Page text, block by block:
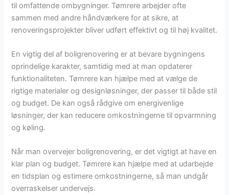
til omfattende ombygninger. Tømrere arbejder ofte
sammen med andre håndværkere for at sikre, at
renoveringsprojekter bliver udført effektivt og til høj kvalitet.
En vigtig del af boligrenovering er at bevare bygningens
oprindelige karakter, samtidig med at man opdaterer
funktionaliteten. Tømrere kan hjælpe med at vælge de
rigtige materialer og designløsninger, der passer til både stil
og budget. De kan også rådgive om energivenlige
løsninger, der kan reducere omkostningerne til opvarmning
og køling.
Når man overvejer boligrenovering, er det vigtigt at have en
klar plan og budget. Tømrere kan hjælpe med at udarbejde
en tidsplan og estimere omkostningerne, så man undgår
overraskelser undervejs.